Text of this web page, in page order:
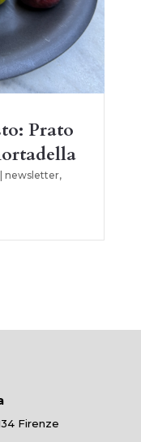
Prato
newsletter,
Firenze